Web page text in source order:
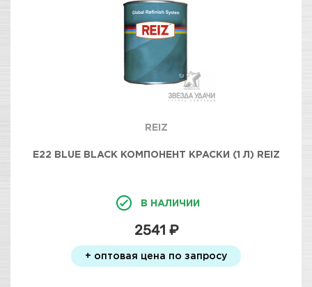
REIZ
E22 BLUE BLACK КОМПОНЕНТ КРАСКИ (1 Л) REIZ
В НАЛИЧИИ
2541 ₽
+ оптовая цена по запросу